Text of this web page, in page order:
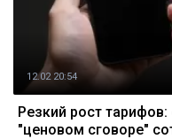
12.02 20:54
Резкий рост
"ценовом сговоре"